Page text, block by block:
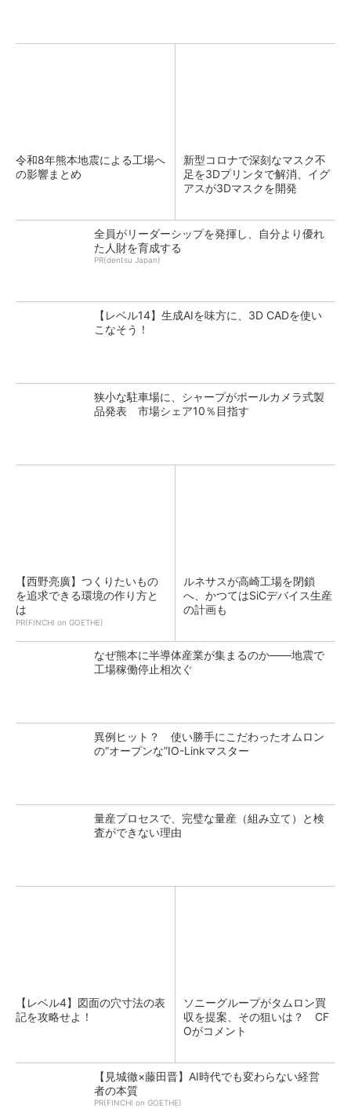
令和8年熊本地震による工場へ
の影響まとめ
新型コロナで深刻なマスク不
足を3Dプリンタで解消、イグ
アスが3Dマスクを開発
全員がリーダーシップを発揮し、自分より優れ
た人財を育成する
PR(dentsu Japan)
【レベル14】生成AIを味方に、3D CADを使い
こなそう！
狭小な駐車場に、シャープがポールカメラ式製
品発表 市場シェア10％目指す
【西野亮廣】つくりたいもの
を追求できる環境の作り方と
は
PR(FINCHI on GOETHE)
ルネサスが高崎工場を閉鎖
へ、かつてはSiCデバイス生産
の計画も
なぜ熊本に半導体産業が集まるのか――地震で
工場稼働停止相次ぐ
異例ヒット？ 使い勝手にこだわったオムロン
の“オープンな”IO-Linkマスター
量産プロセスで、完璧な量産（組み立て）と検
査ができない理由
【レベル4】図面の穴寸法の表
記を攻略せよ！
ソニーグループがタムロン買
収を提案、その狙いは？ CF
Oがコメント
【見城徹×藤田晋】AI時代でも変わらない経営
者の本質
PR(FINCHI on GOETHE)